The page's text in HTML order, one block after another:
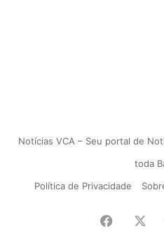
Notícias VCA – Seu portal de
toda
Política de Privacidade